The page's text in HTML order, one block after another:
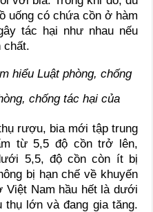
uống có chứa cồn ở hàm
tác hại như nhau nếu
chất.
chống tác hại của
rượu, bia mới tập trung
từ 5,5 độ cồn trở lên,
5,5, độ cồn còn ít bị
bị hạn chế về khuyến
Việt Nam hầu hết là dưới
thụ lớn và đang gia tăng.